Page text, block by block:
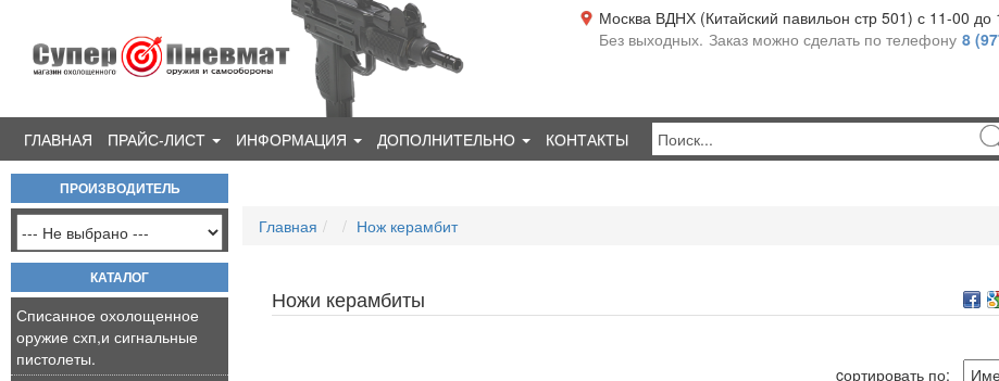
Москва ВДНХ (Китайский павильон стр 501) с 11-00 до
Без выходных. Заказ можно сделать по телефону 8
ГЛАВНАЯ ПРАЙС-ЛИСТ ИНФОРМАЦИЯ ДОПОЛНИТЕЛЬНО КОНТАКТЫ
ПРОИЗВОДИТЕЛЬ
КАТАЛОГ
Списанное охолощенное
оружие схп,и сигнальные
пистолеты.
Главная Нож керамбит
Ножи керамбиты
cортировать по: